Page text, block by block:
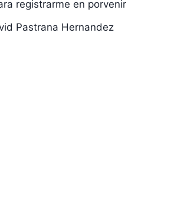
registrarme en porvenir
Pastrana Hernandez